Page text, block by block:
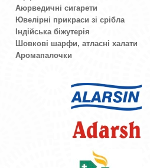
Аюрведичні сигарети
Ювелірні прикраси зі срібла
Індійська біжутерія
Шовкові шарфи, атласні халати
Аромапалочки